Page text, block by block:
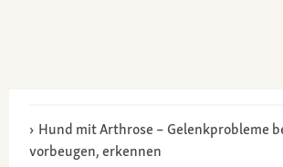
Hund mit Arthrose – Gelenkprobleme
vorbeugen, erkennen